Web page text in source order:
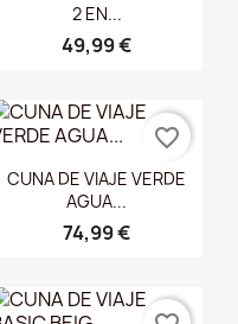
2 EN...
49,99 €
 Vista rápida
CUNA DE VIAJE VERDE
AGUA...
74,99 €
favorite_border